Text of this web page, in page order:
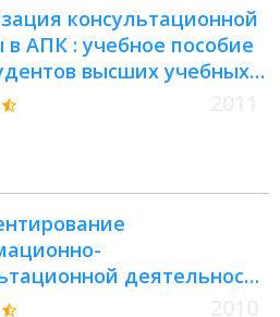
консультационной
в АПК : учебное пособие
высших учебных
обучающихся по
деятельности
пособие